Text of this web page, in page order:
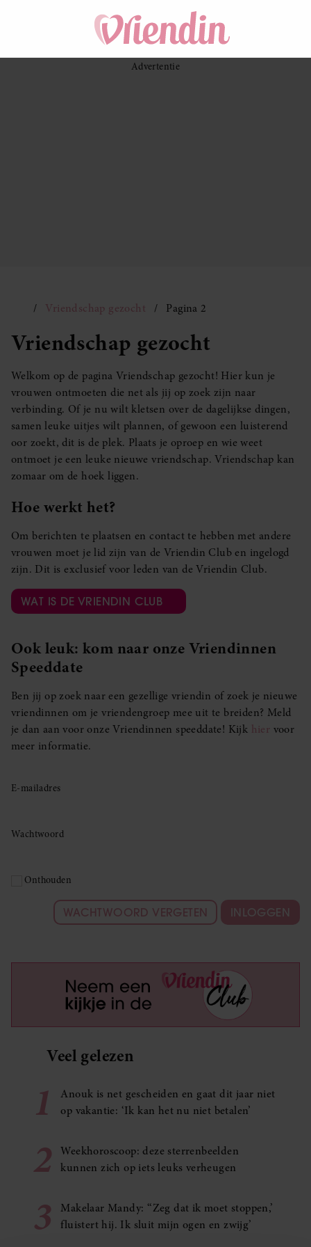
Vriendschap gezocht Pagina 2
Vriendschap gezocht
Welkom op de pagina Vriendschap gezocht! Hier kun je
vrouwen ontmoeten die net als jij op zoek zijn naar
verbinding. Of je nu wilt kletsen over de dagelijkse dingen,
samen leuke uitjes wilt plannen, of gewoon een luisterend
oor zoekt, dit is de plek. Plaats je oproep en wie weet
ontmoet je een leuke nieuwe vriendschap. Vriendschap kan
zomaar om de hoek liggen.
Hoe werkt het?
Om berichten te plaatsen en contact te hebben met andere
vrouwen moet je lid zijn van de Vriendin Club en ingelogd
zijn. Dit is exclusief voor leden van de Vriendin Club.
WAT IS DE VRIENDIN CLUB
Ook leuk: kom naar onze Vriendinnen
Speeddate
Ben jij op zoek naar een gezellige vriendin of zoek je nieuwe
vriendinnen om je vriendengroep mee uit te breiden? Meld
je dan aan voor onze Vriendinnen speeddate! Kijk hier voor
meer informatie.
E-mailadres
Wachtwoord
Onthouden
WACHTWOORD VERGETEN INLOGGEN
Veel gelezen
1
Anouk is net gescheiden en gaat dit jaar niet
op vakantie: ‘Ik kan het nu niet betalen’
2
Weekhoroscoop: deze sterrenbeelden
kunnen zich op iets leuks verheugen
3
Makelaar Mandy: ‘‘Zeg dat ik moet stoppen,’
fluistert hij. Ik sluit mijn ogen en zwijg’